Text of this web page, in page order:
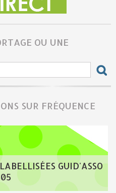
OU UNE
SUR FRÉQUENCE
GUID'ASSO